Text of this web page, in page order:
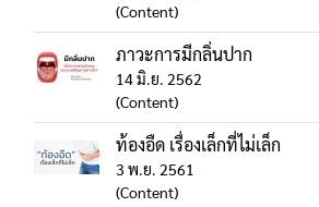
(Content)
ภาวะการมีกลิ่นปาก
14 มิ.ย. 2562
(Content)
ท้องอืด เรื่องเล็กที่ไม่เล็ก
3 พ.ย. 2561
(Content)